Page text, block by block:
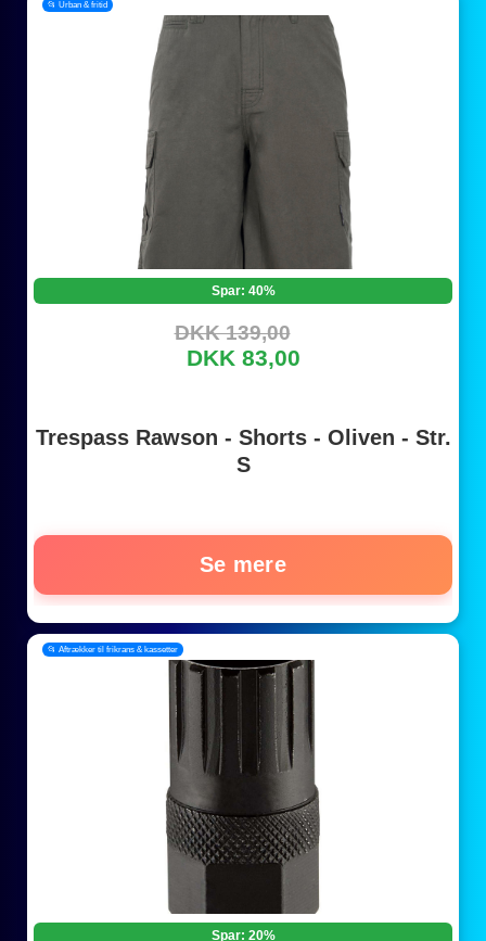
📂 Urban & fritid
Spar: 40%
DKK 139,00
DKK 83,00
Trespass Rawson - Shorts - Oliven - Str.
S
Se mere
📂 Aftrækker til frikrans & kassetter
Spar: 20%